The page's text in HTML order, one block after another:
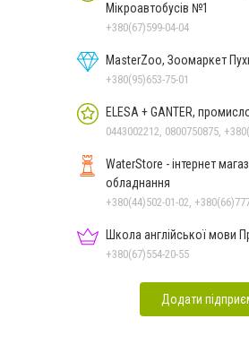
Мікроавтобусів №1
+380(67)599-04-04
MasterZoo, Зоомаркет
+380(95)653-75-01
ELESA +
0443002212, 0800750875,
WaterStore - інтернет
обладнання
Школа англійської мови
+380(67)554-20-55
Додати